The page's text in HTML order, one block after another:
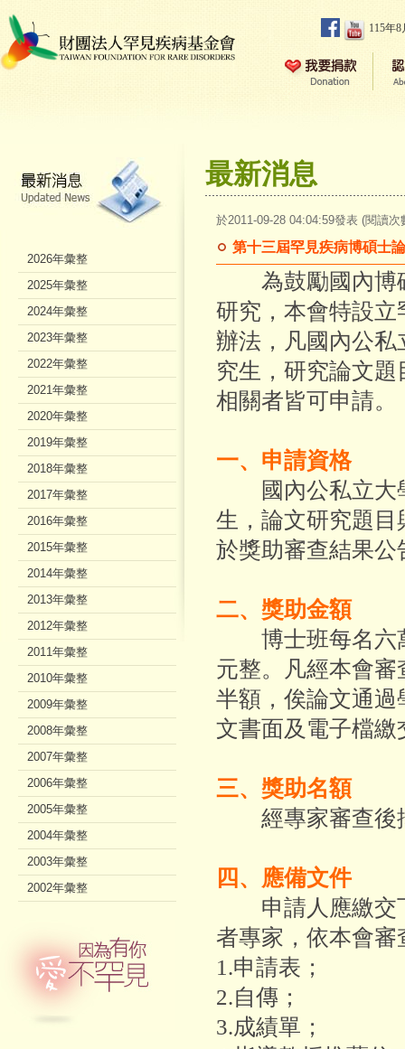
115年
最新消息
於2011-09-28 04:04:59發表 (閱讀次
第十三屆罕見疾病博碩士
為鼓勵國內博
研究，本會特設
辦法，凡國內公
究生，研究論文
相關者皆可申請。
一、申請資格
國內公私立大
生，論文研究題
於獎助審查結果
二、獎助金額
博士班每名六
元整。凡經本會
半額，俟論文通
文書面及電子檔
三、獎助名額
經專家審查後
四、應備文件
申請人應繳交
者專家，依本會
1.申請表；
2.自傳；
3.成績單；
2026年彙整
2025年彙整
2024年彙整
2023年彙整
2022年彙整
2021年彙整
2020年彙整
2019年彙整
2018年彙整
2017年彙整
2016年彙整
2015年彙整
2014年彙整
2013年彙整
2012年彙整
2011年彙整
2010年彙整
2009年彙整
2008年彙整
2007年彙整
2006年彙整
2005年彙整
2004年彙整
2003年彙整
2002年彙整